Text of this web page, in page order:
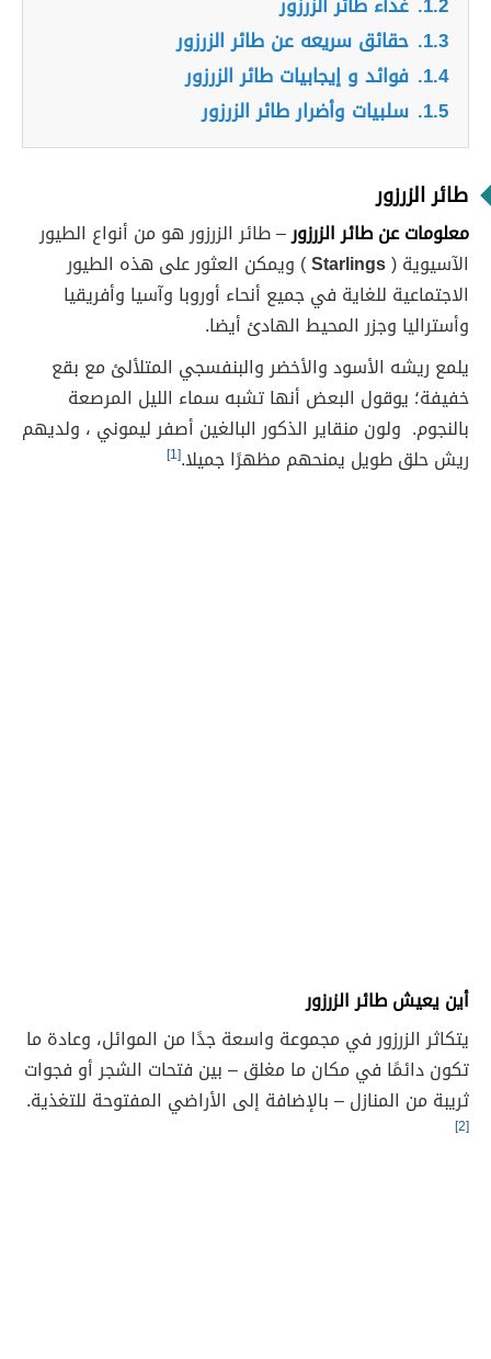
1.3. حقائق سريعه عن طائر الزرزور
1.4. فوائد و إيجابيات طائر الزرزور
1.5. سلبيات وأضرار طائر الزرزور
طائر الزرزور
معلومات عن طائر الزرزور– طائر الزرزور هو من أنواع الطيور
الآسيوية (Starlings) ويمكن العثور على هذه الطيور
الاجتماعية للغاية في جميع أنحاء أوروبا وآسيا وأفريقيا
وأستراليا وجزر المحيط الهادئ أيضا.
يلمع ريشه الأسود والأخضر والبنفسجي المتلألئ مع بقع
خفيفة؛ يوقول البعض أنها تشبه سماء الليل المرصعة
بالنجوم. ولون منقاير الذكور البالغين أصفر ليموني ، ولديهم
ريش حلق طويل يمنحهم مظهرًا جميلا.[1]
أين يعيش طائر الزرزور
يتكاثر الزرزور في مجموعة واسعة جدًا من الموائل، وعادة ما
تكون دائمًا في مكان ما مغلق – بين فتحات الشجر أو فجوات
ثريبة من المنازل – بالإضافة إلى الأراضي المفتوحة للتغذية.
[2]